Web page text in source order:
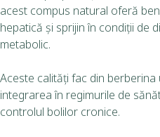
acest compus natural oferă
hepatică și sprijin în condiții de
metabolic.
Aceste calități fac din
integrarea în regimurile de
controlul bolilor cronice.